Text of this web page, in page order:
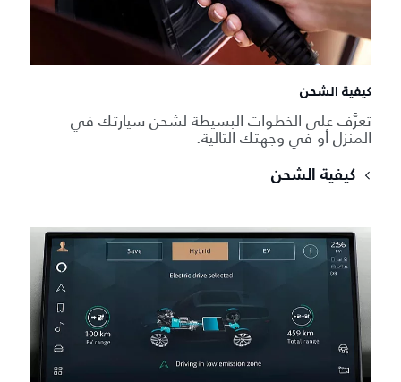
كيفية الشحن
تعرَّف على الخطوات البسيطة لشحن سيارتك في
المنزل أو في وجهتك التالية.
كيفية الشحن